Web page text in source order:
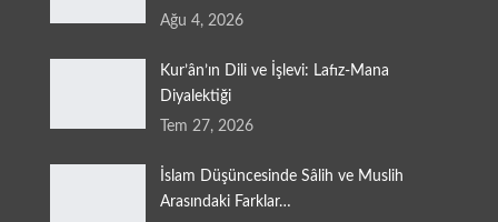
Ağu 4, 2026
Kur’ân’ın Dili ve İşlevi: Lafız-Mana
Diyalektiği
Tem 27, 2026
İslam Düşüncesinde Sâlih ve Muslih
Arasındaki Farklar…